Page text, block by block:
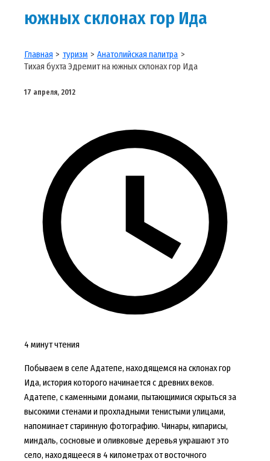
южных склонах гор Ида
Главная туризм
Анатолийская палитра
Тихая бухта Эдремит на южных склонах гор Ида
17 апреля, 2012
4 минут чтения
Побываем в селе Адатепе, находящемся на склонах гор
Ида, история которого начинается с древних веков.
Адатепе, с каменными домами, пытающимися скрыться за
высокими стенами и прохладными тенистыми улицами,
напоминает старинную фотографию. Чинары, кипарисы,
миндаль, сосновые и оливковые деревья украшают это
село, находящееся в 4 километрах от восточного